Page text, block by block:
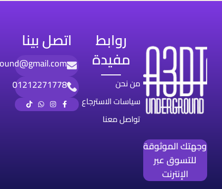
وجهتك الموثوقة
للتسوق عبر
الإنترنت
روابط
مفيدة
من نحن
سياسات الاسترجاع
تواصل معنا
اتصل بينا
01212271778